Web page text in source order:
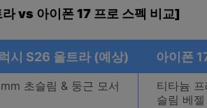
vs 아이폰 17 프로 스펙 비교]
시 S26 울트라 (예상) 아이폰
초슬림 & 둥근 모서
티타늄
슬림 베젤